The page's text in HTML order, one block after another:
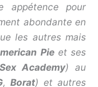
appétence pour
abondante en
les autres mais
Pieet ses
Sex Academy) au
, Borat) et autres